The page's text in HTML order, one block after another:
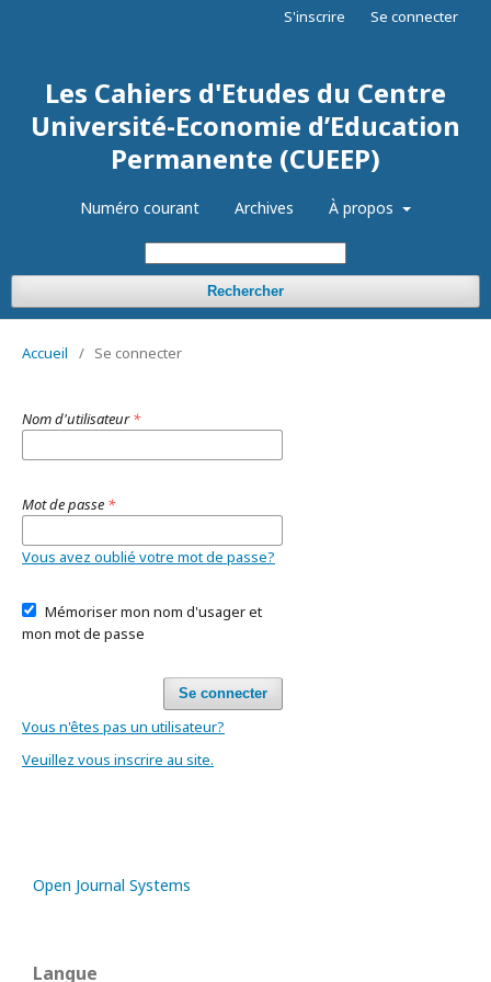
Les Cahiers d'Etudes du Centre
Université-Economie d’Education
Permanente (CUEEP)
Numéro courant Archives À propos
Rechercher
S'inscrire Se connecter
Accueil / Se connecter
Nom d'utilisateur*
Mot de passe *
Vous avez oublié votre mot de passe?
Mémoriser mon nom d'usager et
mon mot de passe
Se connecter
Vous n'êtes pas un utilisateur?
Veuillez vous inscrire au site.
Open Journal Systems
Langue